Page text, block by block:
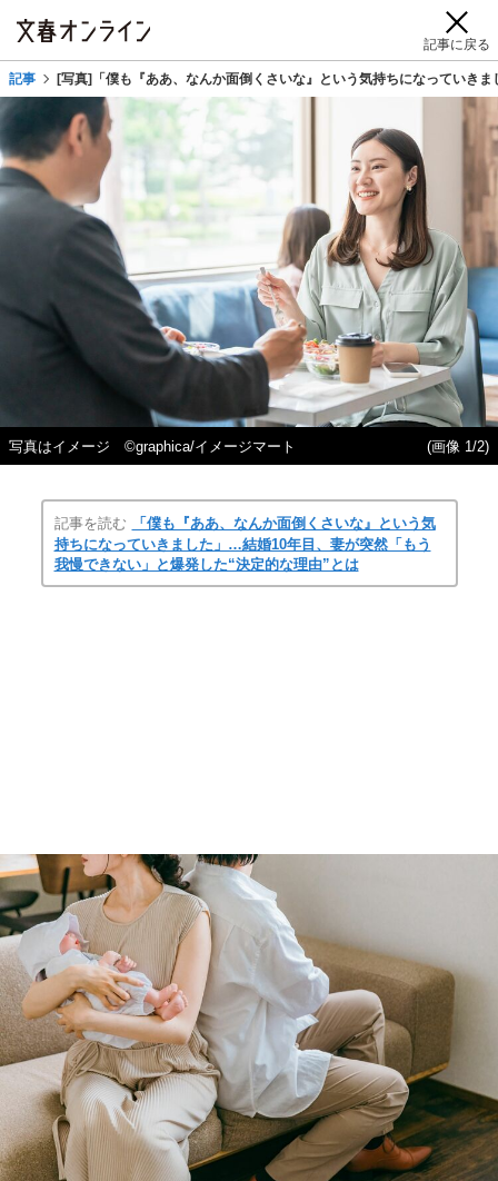
記事に戻る
記事 [写真]「僕も『ああ、なんか面倒くさいな』という気持ちになっていき
写真はイメージ ©graphica/イメージマート (画像 1/2)
記事を読む
「僕も『ああ、なんか面倒くさいな』という気
持ちになっていきました」…結婚10年目、妻が突然「もう
我慢できない」と爆発した“決定的な理由”とは